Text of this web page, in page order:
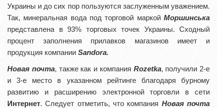
Украины и до сих пор пользуются заслуженным уважением.
Так, минеральная вода под торговой маркой Моршинська
представлена в 93% торговых точек Украины. Сходный
процент заполнения прилавков магазинов имеет и
продукция компании Sandora.
Новая почта, также как и компания Rozetka, получили 2-е
и 3-е место в указанном рейтинге благодаря бурному
развитию и расширению электронной торговли в сети
Интернет. Следует отметить, что компания Новая почта